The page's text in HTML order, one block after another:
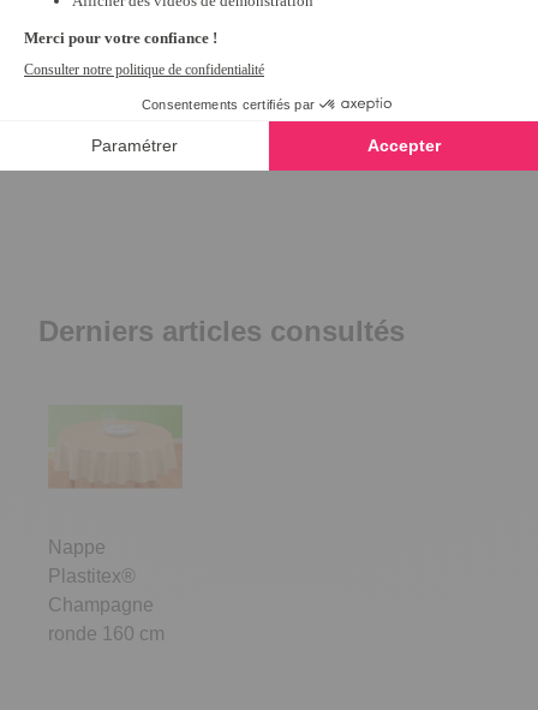
4 pinces nappe têtes de chats
/ 98 avis
9,99 €
Derniers articles consultés
Nappe
Plastitex®
Champagne
ronde 160 cm